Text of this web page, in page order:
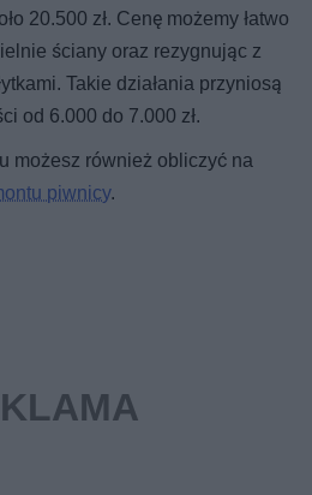
20.500 zł. Cenę możemy łatwo
ściany oraz rezygnując z
Takie działania przyniosą
od 6.000 do 7.000 zł.
możesz również obliczyć na
piwnicy.